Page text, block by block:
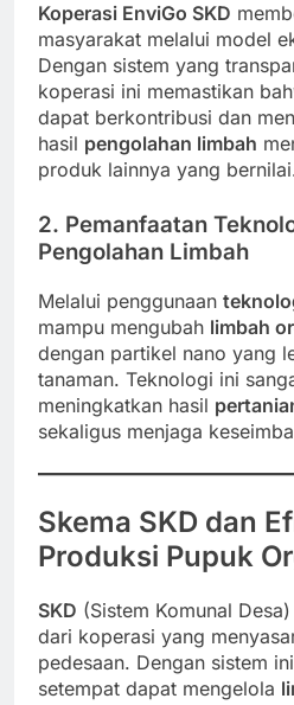
Koperasi EnviGo SKD
masyarakat melalui model
Dengan sistem yang
koperasi ini memastikan
dapat berkontribusi dan
hasil pengolahan limbah
produk lainnya yang
2. Pemanfaatan
Pengolahan Limbah
Melalui penggunaan
mampu mengubah limbah
dengan partikel nano yang
tanaman. Teknologi ini
meningkatkan hasil
sekaligus menjaga
Skema SKD dan
Produksi Pupuk
SKD (Sistem Komunal
dari koperasi yang
pedesaan. Dengan sistem
setempat dapat mengelola